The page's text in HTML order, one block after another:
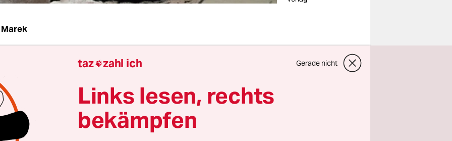
kein Etikett, das Dylan Thomas nicht angehängt worden
Engel, Lyriker des Jahrhunderts, genialer Trunkenbold,
- noch heute, 96 Jahre nach seiner Geburt in Swansea,
Stadt in Wales. Hier, in der Arbeiter- und
begegnet man dem berühmtesten Sohn der Stadt
Thomas und Swansea sind wie Shakespeare und
taz zahl ich Gerade nicht
Links lesen, rechts
bekämpfen